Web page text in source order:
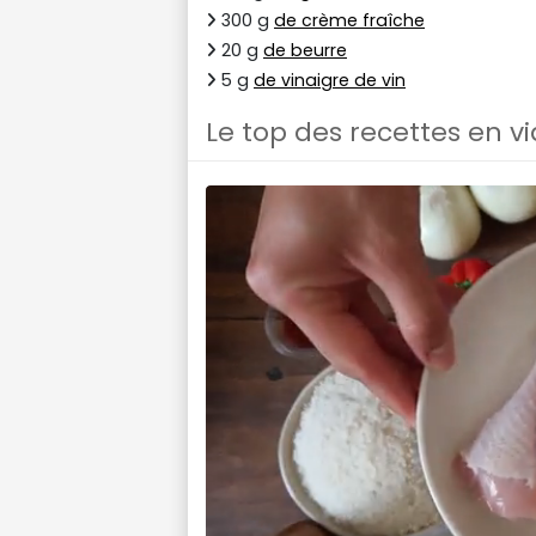
300 g de crème fraîche
20 g de beurre
5 g de vinaigre de vin
Le top des recettes en